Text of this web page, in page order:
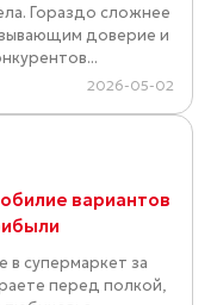
Гораздо сложнее
доверие и
2026-05-02
вариантов
в супермаркет за
перед полкой,